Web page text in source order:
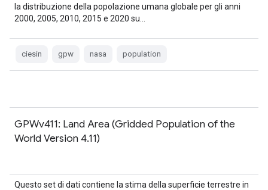
la distribuzione della popolazione umana globale per gli anni
2000, 2005, 2010, 2015 e 2020 su…
ciesin gpw nasa population
GPWv411: Land Area (Gridded Population of the
World Version 4.11)
Questo set di dati contiene la stima della superficie terrestre in